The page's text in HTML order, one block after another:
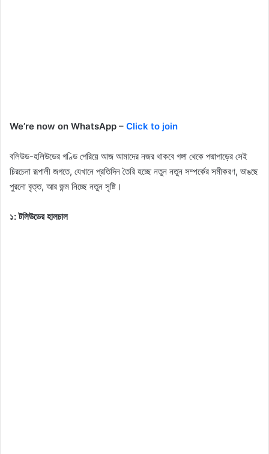
We’re now on WhatsApp – Click to join
বলিউড-হলিউডের গণ্ডি পেরিয়ে আজ আমাদের নজর থাকবে গঙ্গা থেকে পদ্মাপাড়ের সেই
চিরচেনা রূপালী জগতে, যেখানে প্রতিদিন তৈরি হচ্ছে নতুন নতুন সম্পর্কের সমীকরণ, ভাঙছে
পুরনো বৃত্ত, আর জন্ম নিচ্ছে নতুন সৃষ্টি।
১: টলিউডের হালচাল